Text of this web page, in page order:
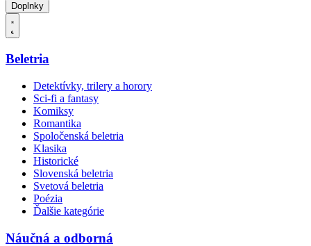
Doplnky
Beletria
Detektívky, trilery a horory
Sci-fi a fantasy
Komiksy
Romantika
Spoločenská beletria
Klasika
Historické
Slovenská beletria
Svetová beletria
Poézia
Ďalšie kategórie
Náučná a odborná